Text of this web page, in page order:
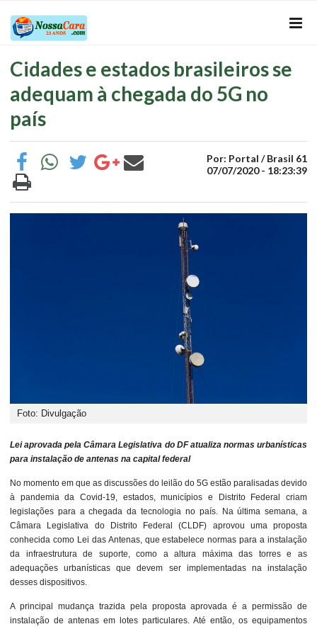
Cidades e estados brasileiros se
adequam à chegada do 5G no
país
Por: Portal / Brasil 61
07/07/2020 - 18:23:39
Foto: Divulgação
Lei aprovada pela Câmara Legislativa do DF atualiza normas urbanísticas
para instalação de antenas na capital federal
No momento em que as discussões do leilão do 5G estão paralisadas devido
à pandemia da Covid-19, estados, municípios e Distrito Federal criam
legislações para a chegada da tecnologia no país. Na última semana, a
Câmara Legislativa do Distrito Federal (CLDF) aprovou uma proposta
conhecida como Lei das Antenas, que estabelece normas para a instalação
da infraestrutura de suporte, como a altura máxima das torres e as
adequações urbanísticas que devem ser implementadas na instalação
desses dispositivos.
A principal mudança trazida pela proposta aprovada é a permissão de
instalação de antenas em lotes particulares. Até então, os equipamentos